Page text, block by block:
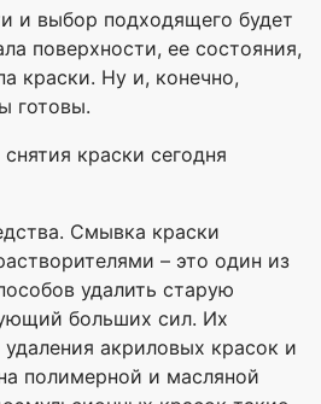
и выбор подходящего будет
поверхности, ее состояния,
краски. Ну и, конечно,
готовы.
краски сегодня
Смывка краски
– это один из
удалить старую
больших сил. Их
акриловых красок и
полимерной и масляной